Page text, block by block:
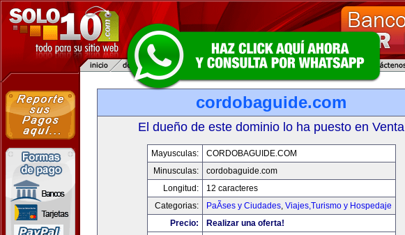
cordobaguide.com
El dueño de este dominio lo ha puesto en Venta
Mayusculas:
CORDOBAGUIDE.COM
Minusculas:
cordobaguide.com
Longitud:
12 caracteres
Categorias:
PaÃ­ses y Ciudades, Viajes,Turismo y Hospedaje
Precio:
Realizar una oferta!